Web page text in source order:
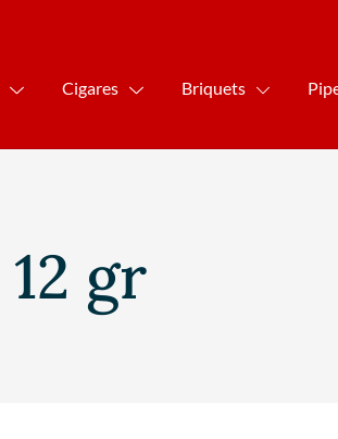
Cigares Briquets
12 gr